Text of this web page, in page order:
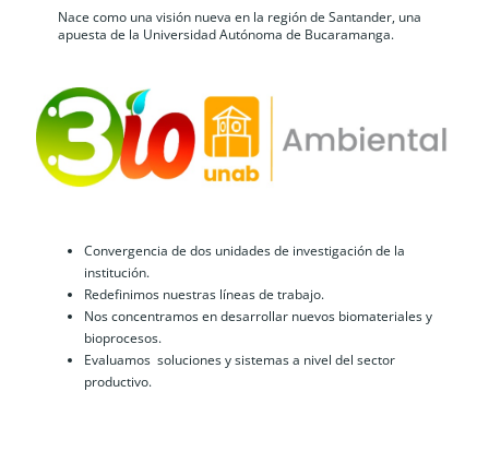
Nace como una visión nueva en la región de Santander, una
apuesta de la Universidad Autónoma de Bucaramanga.
Convergencia de dos unidades de investigación de la
institución.
Redefinimos nuestras líneas de trabajo.
Nos concentramos en desarrollar nuevos biomateriales y
bioprocesos.
Evaluamos  soluciones y sistemas a nivel del sector
productivo.